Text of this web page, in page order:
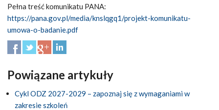
Pełna treść komunikatu PANA:
https://pana.gov.pl/media/knslqgq1/projekt-komunikatu-
umowa-o-badanie.pdf
Powiązane artykuły
Cykl ODZ 2027-2029 – zapoznaj się z wymaganiami w
zakresie szkoleń